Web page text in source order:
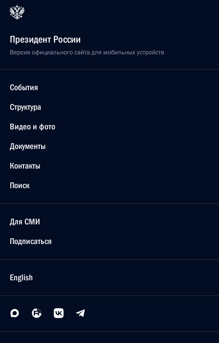
Президент России
Версия официального сайта для мобильных устройств
События
Структура
Видео и фото
Документы
Контакты
Поиск
Для СМИ
Подписаться
English